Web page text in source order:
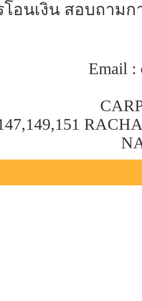
อนเงิน สอบถามก
Email :